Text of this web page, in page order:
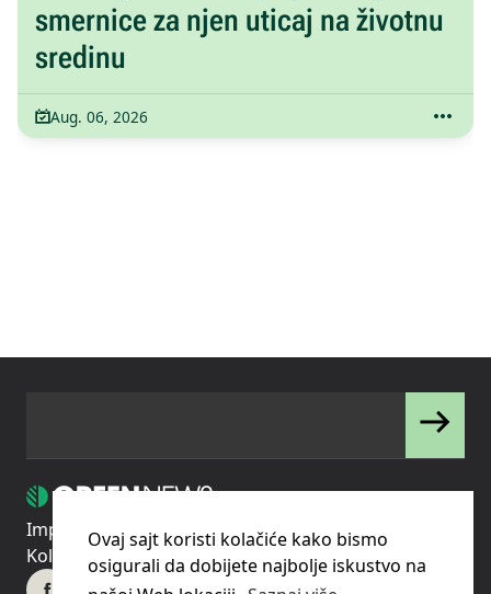
smernice za njen uticaj na životnu
sredinu
Aug. 06, 2026
Impressum Uslovi korišćenjaPolitika privatnosti
Kolačići
Pravila o korišćenju kolačića (cookies)
Ovaj sajt koristi kolačiće kako bismo
osigurali da dobijete najbolje iskustvo na